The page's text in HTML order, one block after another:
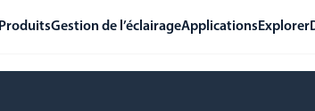
ProduitsGestion de l’éclairageApplications Explorer